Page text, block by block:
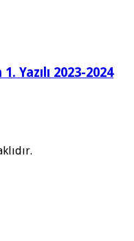
Yazılı 2023-2024